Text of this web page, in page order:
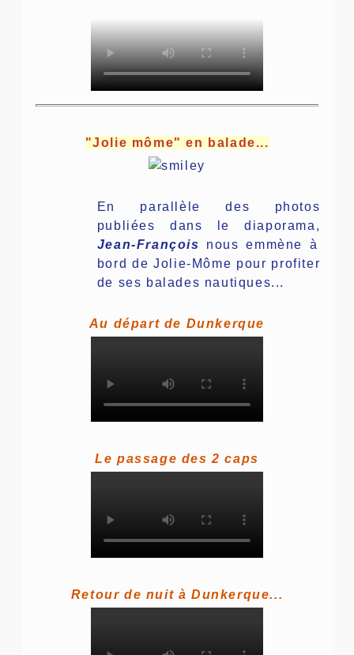
"Jolie môme" en balade...
En parallèle des photos
publiées dans le diaporama,
Jean-François nous emmène à
bord de Jolie-Môme pour profiter
de ses balades nautiques...
Au départ de Dunkerque
Le passage des 2 caps
Retour de nuit à Dunkerque...